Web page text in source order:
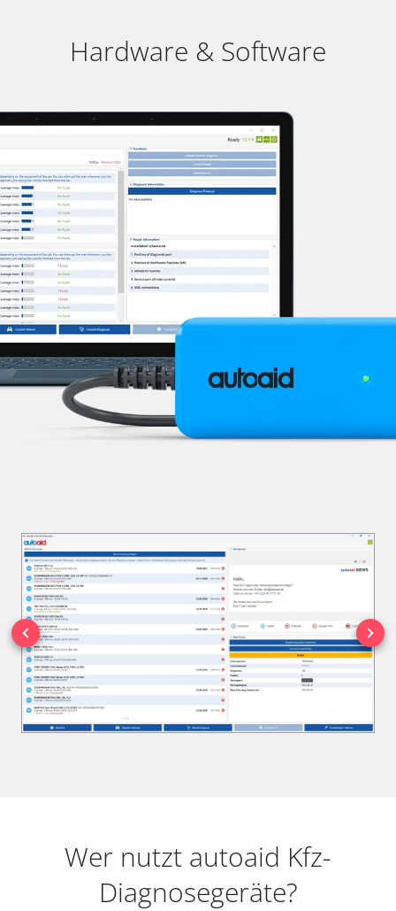
Hardware & Software
Wer nutzt autoaid Kfz-
Diagnosegeräte?